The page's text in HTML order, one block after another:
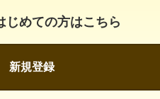
じめての方はこちら
新規登録